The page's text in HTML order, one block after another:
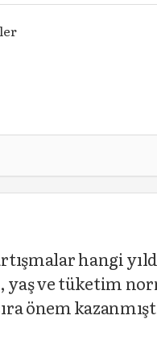
hangi
ve tüketim
önem